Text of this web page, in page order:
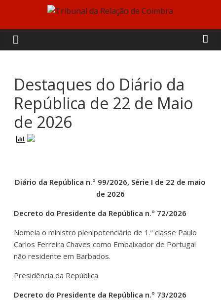
content
Tribunal
da
Relação
de
Coimbra
Destaques do Diário da
República de 22 de Maio
de 2026
Diário da República n.º 99/2026, Série I de 22 de maio
de 2026
Decreto do Presidente da República n.º 72/2026
Nomeia o ministro plenipotenciário de 1.ª classe Paulo
Carlos Ferreira Chaves como Embaixador de Portugal
não residente em Barbados.
Presidência da República
Decreto do Presidente da República n.º 73/2026